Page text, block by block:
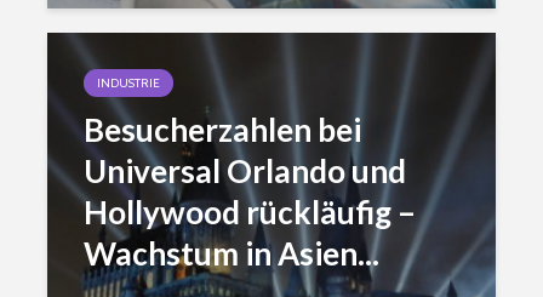
INDUSTRIE
Besucherzahlen bei
Universal Orlando und
Hollywood rückläufig –
Wachstum in Asien...